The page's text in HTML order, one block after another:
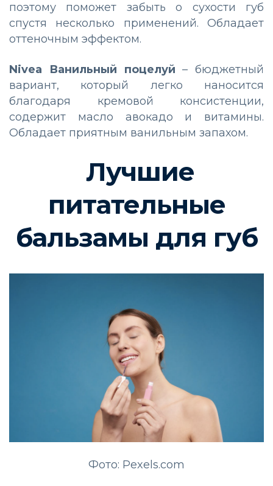
поэтому поможет забыть о сухости губ
спустя несколько применений. Обладает
оттеночным эффектом.
Nivea Ванильный поцелуй– бюджетный
вариант, который легко наносится
благодаря кремовой консистенции,
содержит масло авокадо и витамины.
Обладает приятным ванильным запахом.
Лучшие
питательные
бальзамы для губ
Фото: Pexels.com